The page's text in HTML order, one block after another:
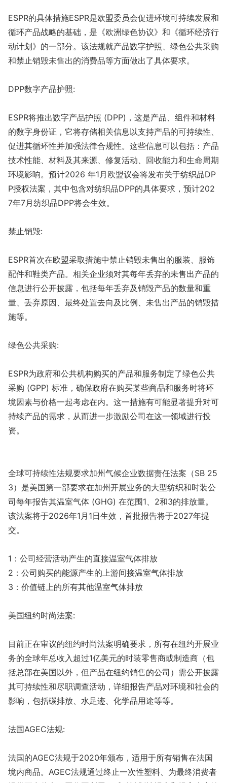
ESPR的具体措施ESPR是欧盟委员会促进环境可持续发展和
循环产品战略的基础，是《欧洲绿色协议》和《循环经济行
动计划》的一部分。该法规就产品数字护照、绿色公共采购
和禁止销毁未售出的消费品等方面做出了具体要求。
DPP数字产品护照:
ESPR将推出数字产品护照 (DPP)，这是产品、组件和材料
的数字身份证，它将存储相关信息以支持产品的可持续性、
促进其循环性并加强法律合规性。这些信息可以包括：产品
技术性能、材料及其来源、修复活动、回收能力和生命周期
环境影响。预计2026 年1月欧盟议会将发布关于纺织品DP
P授权法案，其中包含对纺织品DPP的具体要求，预计202
7年7月纺织品DPP将会生效。
禁止销毁:
ESPR首次在欧盟采取措施中禁止销毁未售出的服装、服饰
配件和鞋类产品。相关企业须对其每年丢弃的未售出产品的
信息进行公开披露，包括每年丢弃及销毁产品的数量和重
量、丢弃原因、最终处置去向及比例、未售出产品的销毁措
施等。
绿色公共采购:
ESPR为政府和公共机构购买的产品和服务制定了绿色公共
采购 (GPP) 标准，确保政府在购买某些商品和服务时将环
境因素与价格一起考虑在内。这一措施有可能显著提升对可
持续产品的需求，从而进一步激励公司在这一领域进行投
资。
全球可持续性法规要求加州气候企业数据责任法案（SB 25
3）是美国第一部要求在加州开展业务的大型纺织和时装公
司每年报告其温室气体 (GHG) 在范围1、2和3的排放量。
该法案将于2026年1月1日生效，首批报告将于2027年提
交。
1：公司经营活动产生的直接温室气体排放
2：公司购买的能源产生的上游间接温室气体排放
3：价值链上的所有其他温室气体排放
美国纽约时尚法案:
目前正在审议的纽约时尚法案明确要求，所有在纽约开展业
务的全球年总收入超过1亿美元的时装零售商或制造商（包
括总部在美国以外，但产品在纽约销售的公司）需公开披露
其可持续性和尽职调查活动，详细报告产品对环境和社会的
影响，包括碳排放、水足迹、化学品用途等等。
法国AGEC法规:
法国的AGEC法规于2020年颁布，适用于所有销售在法国
境内商品。AGEC法规通过终止一次性塑料、为最终消费者